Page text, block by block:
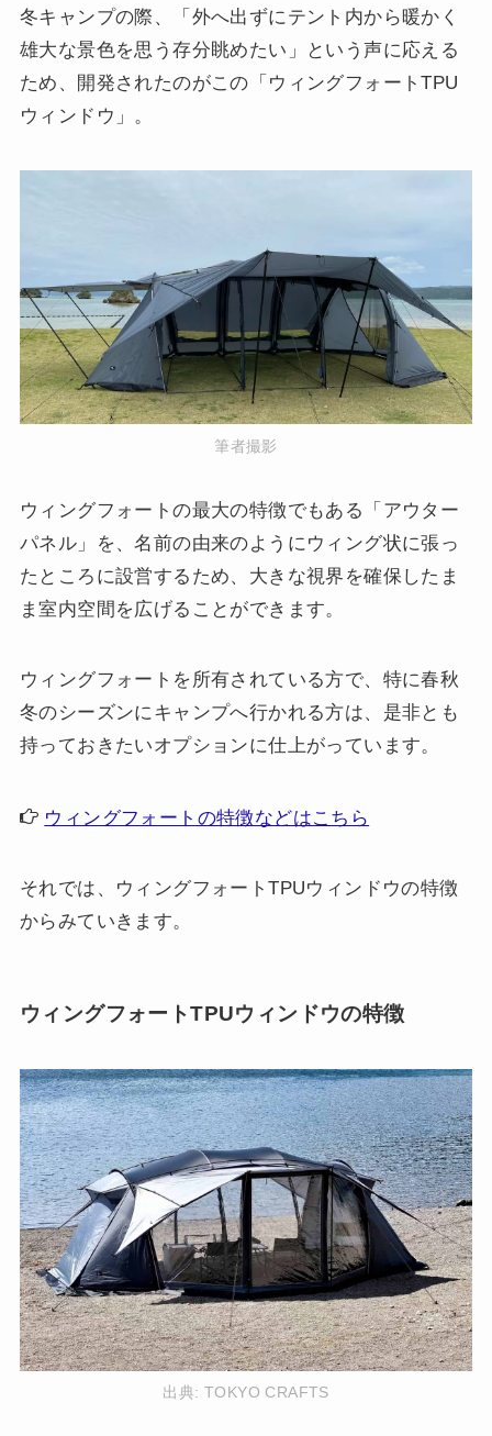
冬キャンプの際、「外へ出ずにテント内から暖かく
雄大な景色を思う存分眺めたい」という声に応える
ため、開発されたのがこの「ウィングフォートTPU
ウィンドウ」。
筆者撮影
ウィングフォートの最大の特徴でもある「アウター
パネル」を、名前の由来のようにウィング状に張っ
たところに設営するため、大きな視界を確保したま
ま室内空間を広げることができます。
ウィングフォートを所有されている方で、特に春秋
冬のシーズンにキャンプへ行かれる方は、是非とも
持っておきたいオプションに仕上がっています。
ウィングフォートの特徴などはこちら
それでは、ウィングフォートTPUウィンドウの特徴
からみていきます。
ウィングフォートTPUウィンドウの特徴
出典: TOKYO CRAFTS